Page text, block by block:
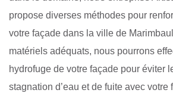
propose diverses méthodes pour
votre façade dans la ville de
matériels adéquats, nous pourrons
hydrofuge de votre façade pour éviter
stagnation d’eau et de fuite avec votre